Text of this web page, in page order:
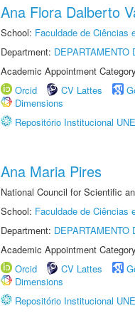
Ana Flora Dalberto
School: Faculdade de Ciências
Department:
Academic Appointment
Orcid
CV Lattes
Dimensions
Repositório Institucional
Ana Maria Pires
National Council for Scientific
School: Faculdade de Ciências
Department:
Academic Appointment
Orcid
CV Lattes
Dimensions
Repositório Institucional